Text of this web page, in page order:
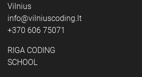
Vilnius
info@vilniuscoding.lt
+370 606 75071
RIGA CODING
SCHOOL